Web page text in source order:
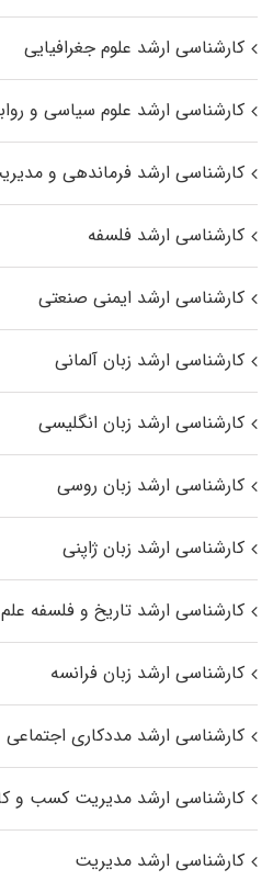
کارشناسی ارشد علوم جغرافیایی
کارشناسی ارشد علوم سیاسی و
کارشناسی ارشد فرماندهی و
کارشناسی ارشد فلسفه
کارشناسی ارشد ایمنی صنعتی
کارشناسی ارشد زبان آلمانی
کارشناسی ارشد زبان انگلیسی
کارشناسی ارشد زبان روسی
کارشناسی ارشد زبان ژاپنی
کارشناسی ارشد تاریخ و فلسفه علم
کارشناسی ارشد زبان فرانسه
کارشناسی ارشد مددکاری اجتماعی
کارشناسی ارشد مدیریت کسب و
کارشناسی ارشد مدیریت